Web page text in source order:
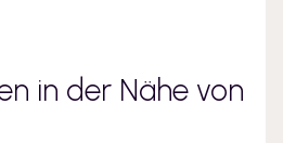
in der Nähe von